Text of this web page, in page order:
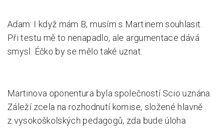
Adam: I když mám B, musím s Martinem souhlasit.
Při testu mě to nenapadlo, ale argumentace dává
smysl. Éčko by se mělo také uznat.
Martinova oponentura byla společností Scio uznána.
Záleží zcela na rozhodnutí komise, složené hlavně
z vysokoškolských pedagogů, zda bude úloha